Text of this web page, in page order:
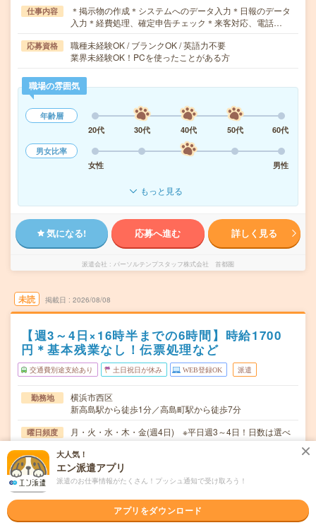
仕事内容
＊掲示物の作成＊システムへのデータ入力＊日報のデータ
入力＊経費処理、確定申告チェック＊来客対応、電話…
応募資格
職種未経験OK / ブランクOK / 英語力不要
業界未経験OK！PCを使ったことがある方
職場の雰囲気
年齢層
20代
30代 40代 50代
60代
男女比率
女性
男性
もっと見る
気になる! 応募へ進む 詳しく見る
派遣会社 パーソルテンプスタッフ株式会社 首都圏
未読 掲載日 2026/08/08
【週3～4日×16時半までの6時間】時給1700
円＊基本残業なし！伝票処理など
交通費別途支給あり 土日祝日が休み WEB登録OK 派遣
勤務地
横浜市西区
新高島駅から徒歩1分／高島町駅から徒歩7分
曜日頻度
月・火・水・木・金(週4日) ※平日週3～4日！日数は選べ
時間
09:30～16:30(実働6時間 休憩1時間)※定時は9：00～17：
00！定時勤務もOK！
期間 2026年09月上旬～長期 ※9月～！
時給 時給1700円 月収例 163,200円
大人気！
エン派遣アプリ
派遣のお仕事情報がたくさん！プッシュ通知で受け取ろう！
アプリをダウンロード